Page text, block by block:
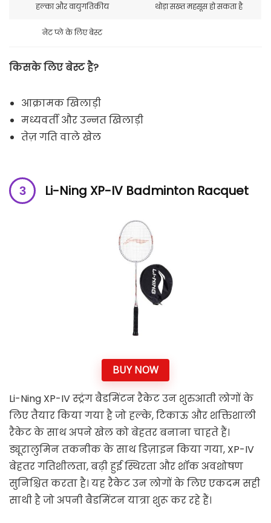
हल्का और वायुगतिकीय थोड़ा सख्त महसूस हो सकता है
नेट प्ले के लिए बेस्ट
किसके लिए बेस्ट है?
आक्रामक खिलाड़ी
मध्यवर्ती और उन्नत खिलाड़ी
तेज़ गति वाले खेल
Li-Ning XP-IV Badminton Racquet
BUY NOW
Li-Ning XP-IV स्ट्रंग बैडमिंटन रैकेट उन शुरुआती लोगों के
लिए तैयार किया गया है जो हल्के, टिकाऊ और शक्तिशाली
रैकेट के साथ अपने खेल को बेहतर बनाना चाहते हैं।
ड्यूरालुमिन तकनीक के साथ डिज़ाइन किया गया, XP-IV
बेहतर गतिशीलता, बढ़ी हुई स्थिरता और शॉक अवशोषण
सुनिश्चित करता है। यह रैकेट उन लोगों के लिए एकदम सही
साथी है जो अपनी बैडमिंटन यात्रा शुरू कर रहे हैं।